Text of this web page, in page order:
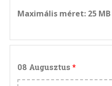
Maximális méret: 25 MB
08 Augusztus